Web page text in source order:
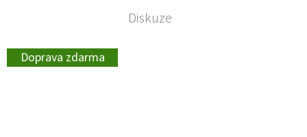
Diskuze
Doprava zdarma